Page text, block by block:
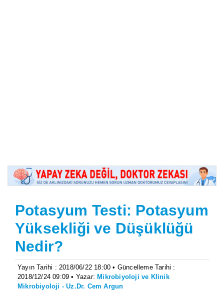
Potasyum Testi: Potasyum
Yüksekliği ve Düşüklüğü
Nedir?
Yayın Tarihi : 2018/06/22 18:00 • Güncelleme Tarihi :
2018/12/24 09:09 • Yazar:Mikrobiyoloji ve Klinik
Mikrobiyoloji - Uz.Dr. Cem Argun